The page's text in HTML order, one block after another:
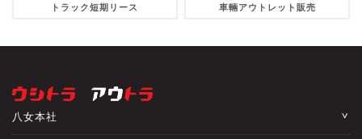
トラック短期リース 車輛アウトレット販売
八女本社